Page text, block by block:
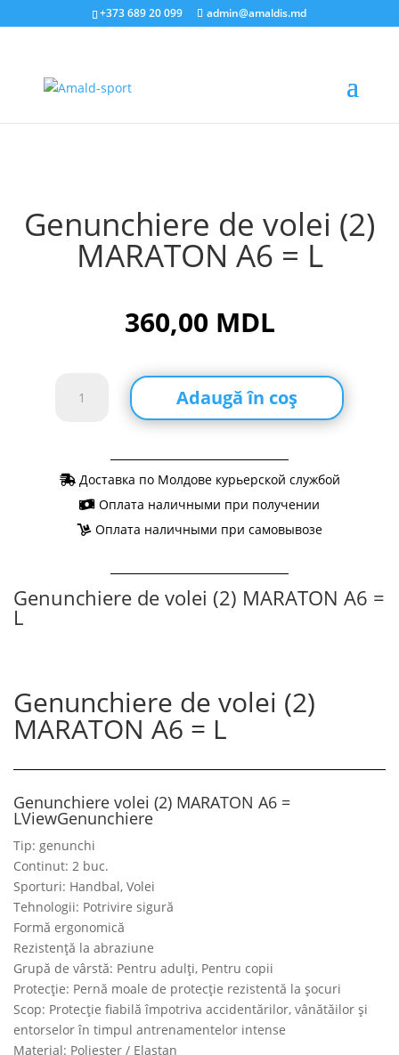
+373 689 20 099 admin@amaldis.md
Acasă/Sănătate
/ Genunchiere de volei (2)
Genunchiere de volei (2)
MARATON A6 = L
360,00 MDL
Genunchiere
MARATON
Adaugă în coș
Доставка по Молдове курьерской службой
Оплата наличными при получении
Оплата наличными при самовывозе
Genunchiere de volei (2) MARATON A6 =
L
Genunchiere de volei (2)
MARATON A6 = L
Genunchiere volei (2) MARATON A6 =
LViewGenunchiere
Tip: genunchi
Continut: 2 buc.
Sporturi: Handbal, Volei
Tehnologii: Potrivire sigură
Formă ergonomică
Rezistență la abraziune
Grupă de vârstă: Pentru adulți, Pentru copii
Protecție: Pernă moale de protecție rezistentă la șocuri
Scop: Protecție fiabilă împotriva accidentărilor, vânătăilor și
entorselor în timpul antrenamentelor intense
Material: Poliester / Elastan